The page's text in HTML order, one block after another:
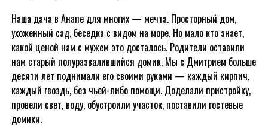
Наша дача в Анапе для многих — мечта. Просторный дом,
ухоженный сад, беседка с видом на море. Но мало кто знает,
какой ценой нам с мужем это досталось. Родители оставили
нам старый полуразвалившийся домик. Мы с Дмитрием больше
десяти лет поднимали его своими руками — каждый кирпич,
каждый гвоздь, без чьей-либо помощи. Доделали пристройку,
провели свет, воду, обустроили участок, поставили гостевые
домики.